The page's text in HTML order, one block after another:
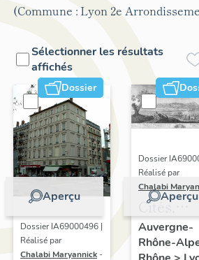
(Commune : Lyon 2e
Sélectionner les résultats
affichés
Dossier
Aperçu
Dossier IA69000496 |
Réalisé par
Chalabi Maryannick -
Aperçu
Dossier
Réalisé par
Chalabi
Cités,
et
Auvergne-
Rhône-